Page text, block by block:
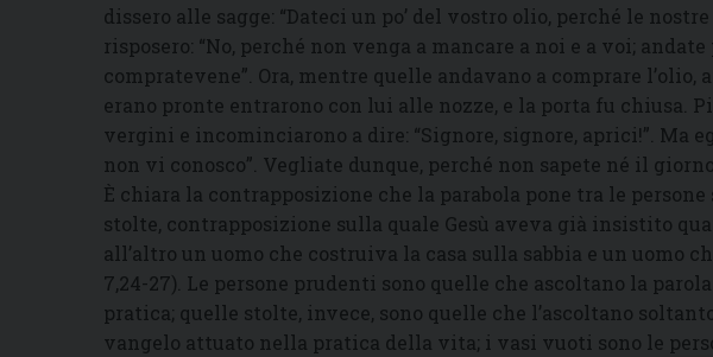
dissero alle sagge: “Dateci un po’ del vostro olio, perché le
risposero: “No, perché non venga a mancare a noi e a voi;
compratevene”. Ora, mentre quelle andavano a comprare
erano pronte entrarono con lui alle nozze, e la porta fu chiusa.
vergini e incominciarono a dire: “Signore, signore, aprici!”. Ma
non vi conosco”. Vegliate dunque, perché non sapete né il giorno
È chiara la contrapposizione che la parabola pone tra le persone
stolte, contrapposizione sulla quale Gesù aveva già insistito
all’altro un uomo che costruiva la casa sulla sabbia e un uomo
7,24-27). Le persone prudenti sono quelle che ascoltano la
pratica; quelle stolte, invece, sono quelle che l’ascoltano
vangelo attuato nella pratica della vita; i vasi vuoti sono le